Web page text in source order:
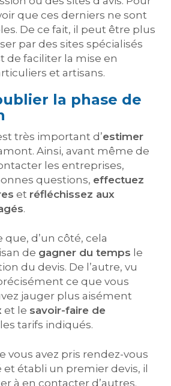
que ces derniers ne sont
De ce fait, il peut être plus
par des sites spécialisés
de faciliter la mise en
et artisans.
la phase de
très important d’estimer
Ainsi, avant même de
les entreprises,
questions, effectuez
et réfléchissez aux
.
que, d’un côté, cela
de gagner du temps le
du devis. De l’autre, vu
ce que vous
jauger plus aisément
et le savoir-faire de
tarifs indiqués.
vous avez pris rendez-vous
et établi un premier devis, il
à en contacter d’autres.